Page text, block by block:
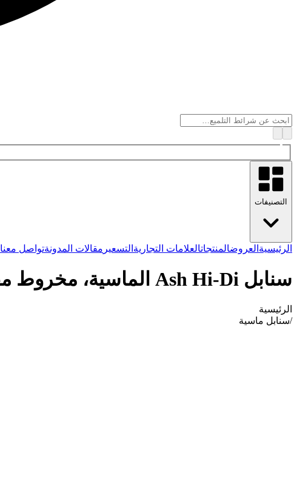
التصنيفات
الرئيسية العروضالمنتجاتالعلامات التجارية التسعير مقالات المدونةتواصل معنا
سنابل Ash Hi-Di الماسية، مخروط مقطوع (173)، متوسطة، FG 020
الرئيسية
/سنابل ماسية